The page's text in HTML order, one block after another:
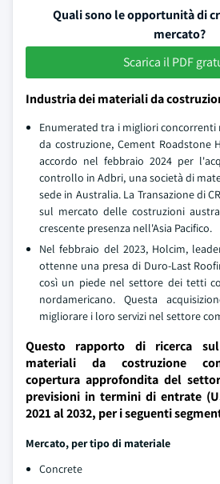
Quali sono le opportunità di
mercato?
Scarica il PDF
Industria dei materiali da
Enumerated tra i migliori
da costruzione, Cement Roadstone
accordo nel febbraio 2024 per
controllo in Adbri, una società di
sede in Australia. La Transazione di
sul mercato delle costruzioni
crescente presenza nell'Asia Pacifico.
Nel febbraio del 2023, Holcim,
ottenne una presa di Duro-Last
così un piede nel settore dei tetti
nordamericano. Questa
migliorare i loro servizi nel settore
Questo rapporto di ricerca
materiali da costruzione
copertura approfondita del
previsioni in termini di entrate
2021 al 2032, per i seguenti
Mercato, per tipo di materiale
Concrete